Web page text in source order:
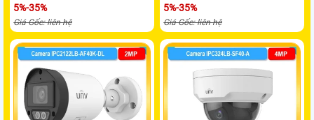
5%-35%
Giá Gốc: liên hệ
5%-35%
Giá Gốc: liên hệ